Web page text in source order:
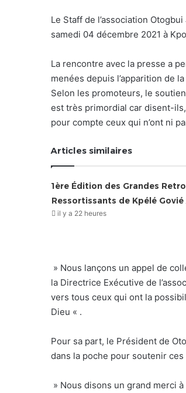
Le Staff de l’association
samedi 04 décembre 2021 à
La rencontre avec la presse a
menées depuis l’apparition de
Selon les promoteurs, le
est très primordial car disent-
pour compte ceux qui n’ont ni
Articles similaires
1ère Édition des Grandes
Ressortissants de Kpélé
il y a 22 heures
» Nous lançons un appel de
la Directrice Exécutive de
vers tous ceux qui ont la
Dieu « .
Pour sa part, le Président de
dans la poche pour soutenir
» Nous disons un grand merci